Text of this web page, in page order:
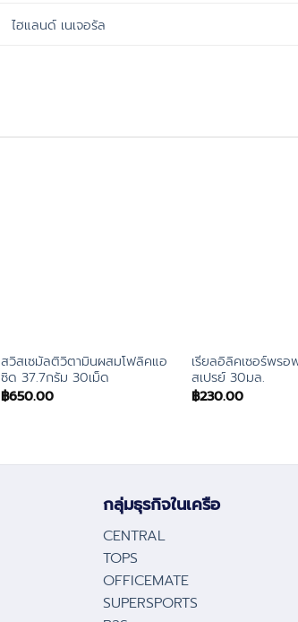
ไฮแลนด์ เนเจอรัล
สวิสเซมัลติวิตามินผสมโฟลิคแอ
ซิด 37.7กรัม 30เม็ด
฿650.00
เรียลอิลิคเซอร์พรอ
สเปรย์ 30มล.
฿230.00
กลุ่มธุรกิจในเครือ
CENTRAL
TOPS
OFFICEMATE
SUPERSPORTS